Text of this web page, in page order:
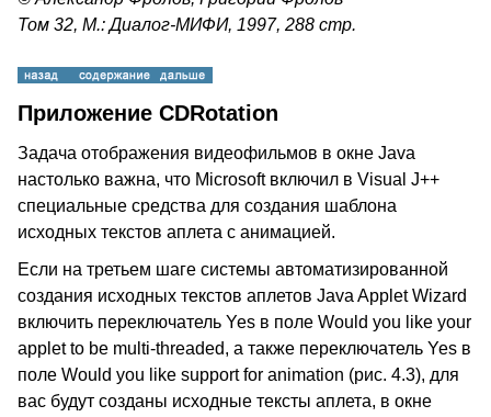
Том 32, М.: Диалог-МИФИ, 1997, 288 стр.
Приложение CDRotation
Задача отображения видеофильмов в окне Java
настолько важна, что Microsoft включил в Visual J++
специальные средства для создания шаблона
исходных текстов аплета с анимацией.
Если на третьем шаге системы автоматизированной
создания исходных текстов аплетов Java Applet Wizard
включить переключатель Yes в поле Would you like your
applet to be multi-threaded, а также переключатель Yes в
поле Would you like support for animation (рис. 4.3), для
вас будут созданы исходные тексты аплета, в окне